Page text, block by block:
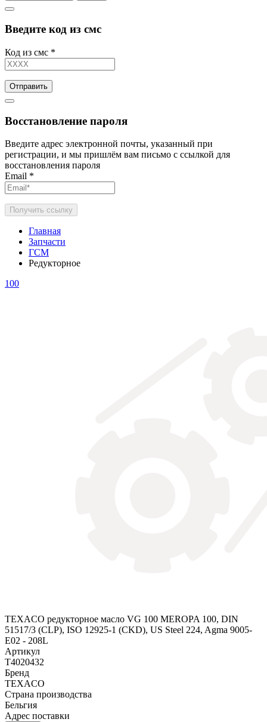
Введите код из смс
Код из смс *
Отправить
Восстановление пароля
Введите адрес электронной почты, указанный при
регистрации, и мы пришлём вам письмо с ссылкой для
восстановления пароля
Email *
Получить ссылку
Главная
Запчасти
ГСМ
Редукторное
100
TEXACO редукторное масло VG 100 MEROPA 100, DIN
51517/3 (CLP), ISO 12925-1 (CKD), US Steel 224, Agma 9005-
E02 - 208L
Артикул
T4020432
Бренд
TEXACO
Страна производства
Бельгия
Адрес поставки